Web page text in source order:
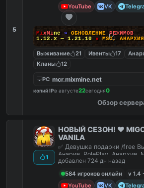
5
YouTube
VK
MixMine » ОБНОВЛЕНИЕ РЕЖИМОВ
1.12.x — 1.21.10
● MSO, АНАРХИЯ
Выживание 21 Ивенты 17
Кланы
12
PC mcr.mixmine.net
копий IPв августе22сегодня0
Обзор
1
НОВЫЙ СЕЗОН! ❤️
VANILA
✅ Девушка подарки /free
Анария, RolePlay, Анархия,
добавлен 724 дн назад
584 игроков онлайн
v 1.4
YouTube
VK